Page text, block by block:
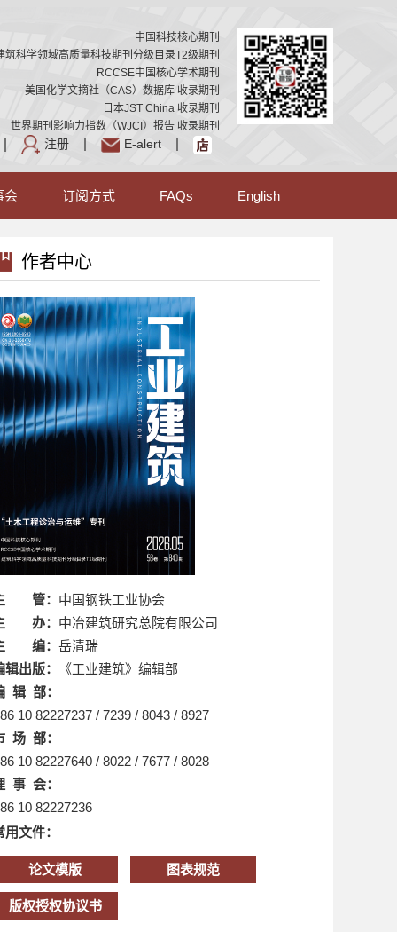
中国科技核心期刊
筑科学领域高质量科技期刊分级目录T2级期刊
RCCSE中国核心学术期刊
美国化学文摘社（CAS）数据库 收录期刊
日本JST China 收录期刊
世界期刊影响力指数（WJCI）报告 收录期刊
注册 E-alert
会 订阅方式 FAQs English
作者中心
管： 中国钢铁工业协会
办： 中冶建筑研究总院有限公司
编： 岳清瑞
辑出版：
《工业建筑》编辑部
辑 部：
10 82227237 / 7239 / 8043 / 8927
场 部：
10 82227640 / 8022 / 7677 / 8028
事 会：
10 82227236
用文件：
论文模版 图表规范
版权授权协议书